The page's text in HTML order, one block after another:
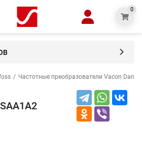
0
/ Частотные преобразователи Vacon